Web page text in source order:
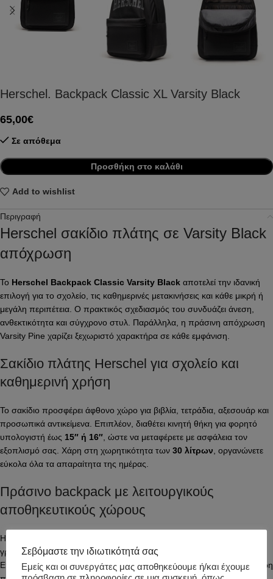
Herschel. Backpack Classic XL Varsity Black
65,00€
Σε απόθεμα
Προσθήκη στο καλάθι
Add to wishlist
Περιγραφή
Herschel σακίδιο πλάτης σε Varsity Black
απόχρωση
Το Herschel Backpack Classic Varsity Black αποτελεί την ιδανική
επιλογή για το σχολείο, τις καθημερινές μετακινήσεις και κάθε μικρή ή
μεγάλη περιπέτεια. Ο πρακτικός σχεδιασμός του συνδυάζει άνεση,
ανθεκτικότητα και σύγχρονο στυλ. Παράλληλα, η πράσινη απόχρωση
Varsity Pine χαρίζει ξεχωριστό χαρακτήρα σε κάθε εμφάνιση.
Σακίδιο πλάτης Herschel για σχολείο και
καθημερινή χρήση
Το σακίδιο προσφέρει άφθονο χώρο για βιβλία, τετράδια, αξεσουάρ και
προσωπικά αντικείμενα. Επιπλέον, διαθέτει κινητή θήκη για φορητό
υπολογιστή έως 15″ ή 16″ , ώστε να μεταφέρετε με ασφάλεια τον
εξοπλισμό σας. Χάρη στη χωρητικότητα των 30 λίτρων , οργανώνετε
εύκολα όλα τα απαραίτητα της ημέρας.
Πράσινο backpack με λειτουργικούς
αποθηκευτικούς χώρους
Η μπροστινή τσέπη και η εξωτερική θήκη με φερμουάρ εξασφαλίζουν
γρήγορη πρόσβαση στα αντικείμενα που χρησιμοποιείτε συχνότερα.
Επιπρόσθετα, η ειδική θήκη για μπουκάλι νερού προσφέρει μεγαλύτερη
Σεβόμαστε την ιδιωτικότητά σας
Εμείς και οι συνεργάτες μας αποθηκεύουμε ή/και έχουμε